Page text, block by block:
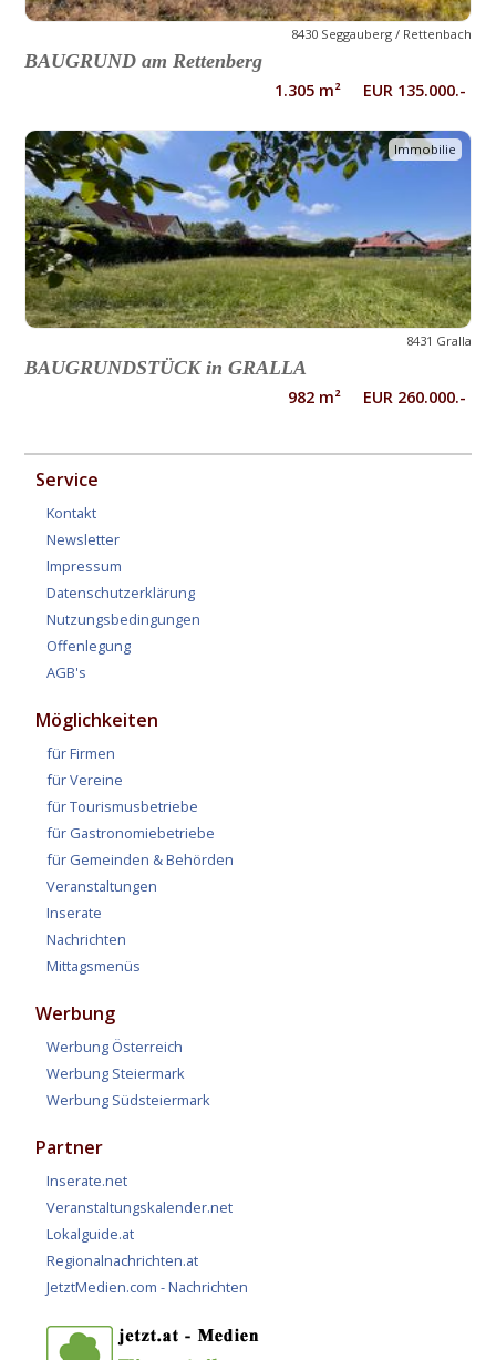
8430 Seggauberg / Rettenbach
BAUGRUND am Rettenberg
1.305 m² EUR 135.000.-
Immobilie
8431 Gralla
BAUGRUNDSTÜCK in GRALLA
982 m² EUR 260.000.-
Service
Kontakt
Newsletter
Impressum
Datenschutzerklärung
Nutzungsbedingungen
Offenlegung
AGB's
Möglichkeiten
für Firmen
für Vereine
für Tourismusbetriebe
für Gastronomiebetriebe
für Gemeinden & Behörden
Veranstaltungen
Inserate
Nachrichten
Mittagsmenüs
Werbung
Werbung Österreich
Werbung Steiermark
Werbung Südsteiermark
Partner
Inserate.net
Veranstaltungskalender.net
Lokalguide.at
Regionalnachrichten.at
JetztMedien.com - Nachrichten